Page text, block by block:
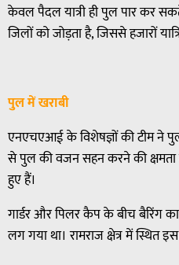
केवल पैदल यात्री ही पुल पार कर
जिलों को जोड़ता है, जिससे हजारों
पुल में खराबी
एनएचएआई के विशेषज्ञों की टीम ने
से पुल की वजन सहन करने की
हुए हैं।
गार्डर और पिलर कैप के बीच बैरिंग
लग गया था। रामराज क्षेत्र में